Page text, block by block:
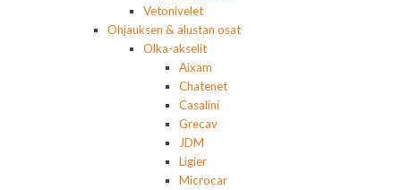
Vetonivelet
Ohjauksen & alustan osat
Olka-akselit
Aixam
Chatenet
Casalini
Grecav
JDM
Ligier
Microcar